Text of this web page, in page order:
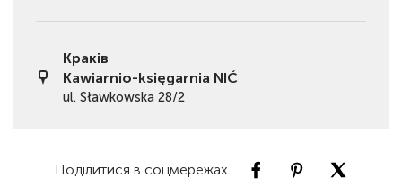
Краків
Kawiarnio-księgarnia NIĆ
ul. Sławkowska 28/2
Поділитися в соцмережах